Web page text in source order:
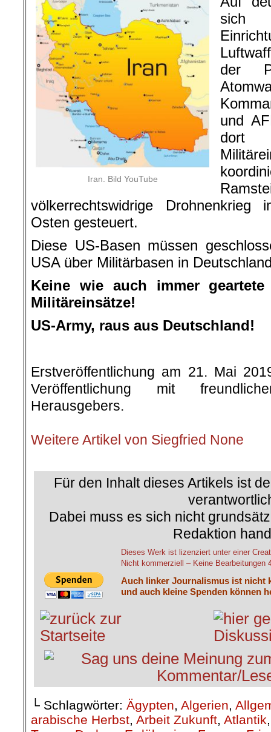
Iran. Bild YouTube
sich
der
und
dort
völkerrechtswidrige
Osten gesteuert.
Diese US-Basen müssen
USA über Militärbasen in
Keine wie auch immer
Militäreinsätze!
US-Army, raus aus Deutschland!
Erstveröffentlichung am 21. Mai
Veröffentlichung mit
Herausgebers.
Weitere Artikel von Siegfried None
Für den Inhalt dieses Artikels ist
Dabei muss es sich nicht
Redaktion
Dieses Werk ist lizenziert unter einer
Nicht kommerziell – Keine Bearbeitungen
Auch linker Journalismus ist nicht
und auch kleine Spenden können
└ Schlagwörter: Ägypten, Algerien,
arabische Herbst, Arbeit Zukunft, Atlantik